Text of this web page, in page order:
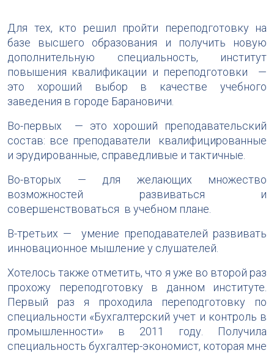
Для тех, кто решил пройти переподготовку на
базе высшего образования и получить новую
дополнительную специальность, институт
повышения квалификации и переподготовки —
это хороший выбор в качестве учебного
заведения в городе Барановичи.
Во-первых — это хороший преподавательский
состав: все преподаватели квалифицированные
и эрудированные, справедливые и тактичные.
Во-вторых — для желающих множество
возможностей развиваться и
совершенствоваться в учебном плане.
В-третьих — умение преподавателей развивать
инновационное мышление у слушателей.
Хотелось также отметить, что я уже во второй раз
прохожу переподготовку в данном институте.
Первый раз я проходила переподготовку по
специальности «Бухгалтерский учет и контроль в
промышленности» в 2011 году. Получила
специальность бухгалтер-экономист, которая мне